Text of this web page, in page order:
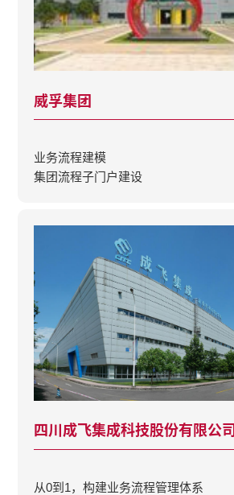
威孚集团
业务流程建模
集团流程子门户建设
四川成飞集成科技股份有限公司
从0到1，构建业务流程管理体系